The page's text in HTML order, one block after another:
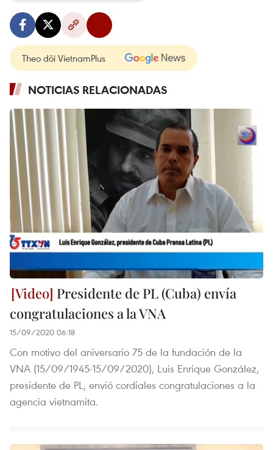
Theo dõi VietnamPlus
NOTICIAS RELACIONADAS
Presidente de PL (Cuba) envía
congratulaciones a la VNA
15/09/2020 06:18
Con motivo del aniversario 75 de la fundación de la
VNA (15/09/1945-15/09/2020), Luis Enrique González,
presidente de PL, envió cordiales congratulaciones a la
agencia vietnamita.